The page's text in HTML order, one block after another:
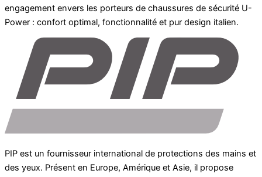
engagement envers les porteurs de chaussures de sécurité U-
Power : confort optimal, fonctionnalité et pur design italien.
PIP est un fournisseur international de protections des mains et
des yeux. Présent en Europe, Amérique et Asie, il propose